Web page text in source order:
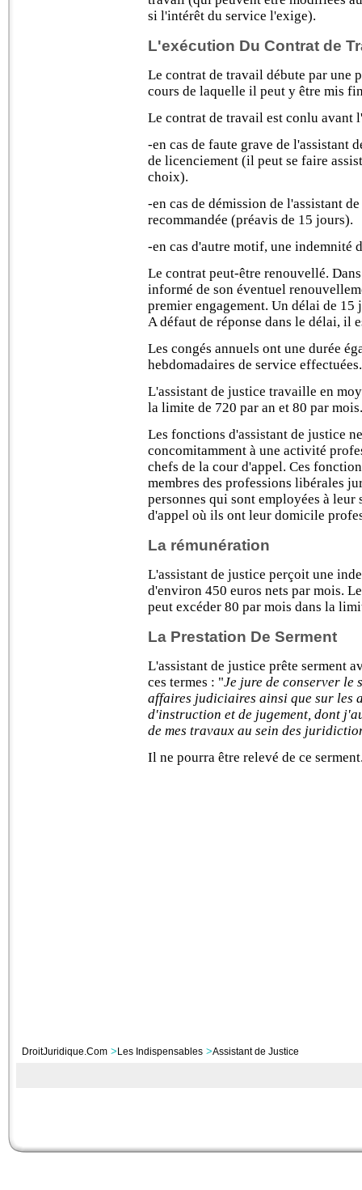
si l'intérêt du service l'exige).
L'exécution Du Contrat de
Le contrat de travail débute par une
cours de laquelle il peut y être mis
Le contrat de travail est conlu avant
-en cas de faute grave de l'assistant
de licenciement (il peut se faire
choix).
-en cas de démission de l'assistant
recommandée (préavis de 15 jours).
-en cas d'autre motif, une indemnité
Le contrat peut-être renouvellé.
informé de son éventuel
premier engagement. Un délai de
A défaut de réponse dans le délai, il
Les congés annuels ont une durée
hebdomadaires de service effectuées.
L'assistant de justice travaille en
la limite de 720 par an et 80 par mois.
Les fonctions d'assistant de justice
concomitamment à une activité
chefs de la cour d'appel. Ces
membres des professions libérales
personnes qui sont employées à
d'appel où ils ont leur domicile
La rémunération
L'assistant de justice perçoit une
d'environ 450 euros nets par mois.
peut excéder 80 par mois dans la
La Prestation De Serment
L'assistant de justice prête serment
ces termes : "Je jure de conserver le
affaires judiciaires ainsi que sur les
d'instruction et de jugement, dont
de mes travaux au sein des
Il ne pourra être relevé de ce
DroitJuridique.Com > Les Indispensables >Assistant de Justice